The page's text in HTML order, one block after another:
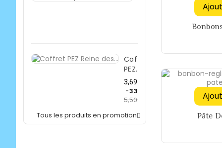
Coffret
PEZ...
3,69 €
-33%
5,50 €
Tous les produits en promotion  Pâte